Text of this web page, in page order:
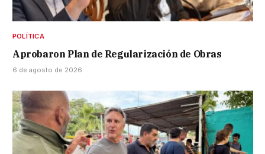
POLÍTICA
Aprobaron Plan de Regularización de Obras
6 de agosto de 2026